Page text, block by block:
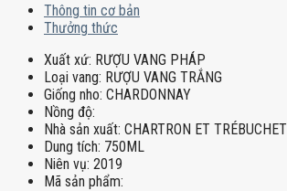
Thông tin cơ bản
Thưởng thức
Xuất xứ: RƯỢU VANG PHÁP
Loại vang: RƯỢU VANG TRẮNG
Giống nho: CHARDONNAY
Nồng độ:
Nhà sản xuất: CHARTRON ET TRÉBUCHET
Dung tích: 750ML
Niên vụ: 2019
Mã sản phẩm: